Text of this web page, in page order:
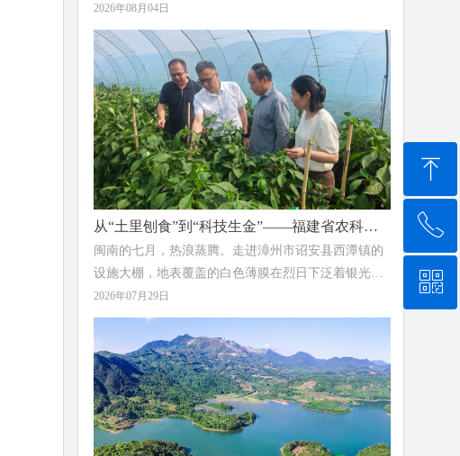
这里层峦叠翠，溪水潺潺，清冽的草木香气沁人心
脾。这个距镇政府仅1.6公里的小村落，于2023年获评
福建省“金牌旅游村”，正以它独有的方式，完成着一
场从红色热土到茶香田园的诗意蜕变。
2026年08月04日
从“土里刨食”到“科技生金”——福建省农科院
亚热所为辣椒产业装上“绿色芯片”
闽南的七月，热浪蒸腾。走进漳州市诏安县西潭镇的
设施大棚，地表覆盖的白色薄膜在烈日下泛着银光，
膜下土壤温度持续攀升，一场无声的“土壤革命”正在
这里上演。
2026年07月29日
ꁸ
回到顶部
ꂅ
0591-87888217
ꀥ